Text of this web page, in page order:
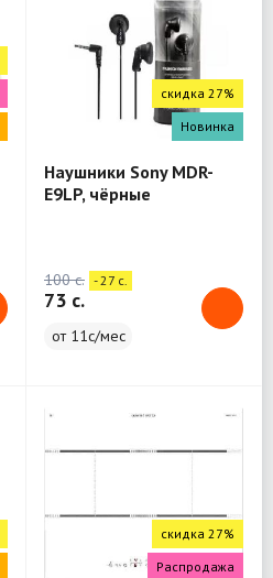
скидка 27%
Новинка
Наушники Sony MDR-
E9LP, чёрные
100 c. - 27 c.
73 c.
от 11с/мес
скидка 27%
Распродажа